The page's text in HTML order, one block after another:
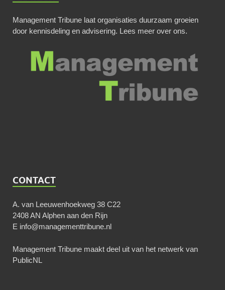
Management Tribune laat organisaties duurzaam groeien
door kennisdeling en advisering. Lees meer over ons.
CONTACT
A. van Leeuwenhoekweg 38 C22
2408 AN Alphen aan den Rijn
E info@managementtribune.nl
Management Tribune maakt deel uit van het netwerk van
PublicNL